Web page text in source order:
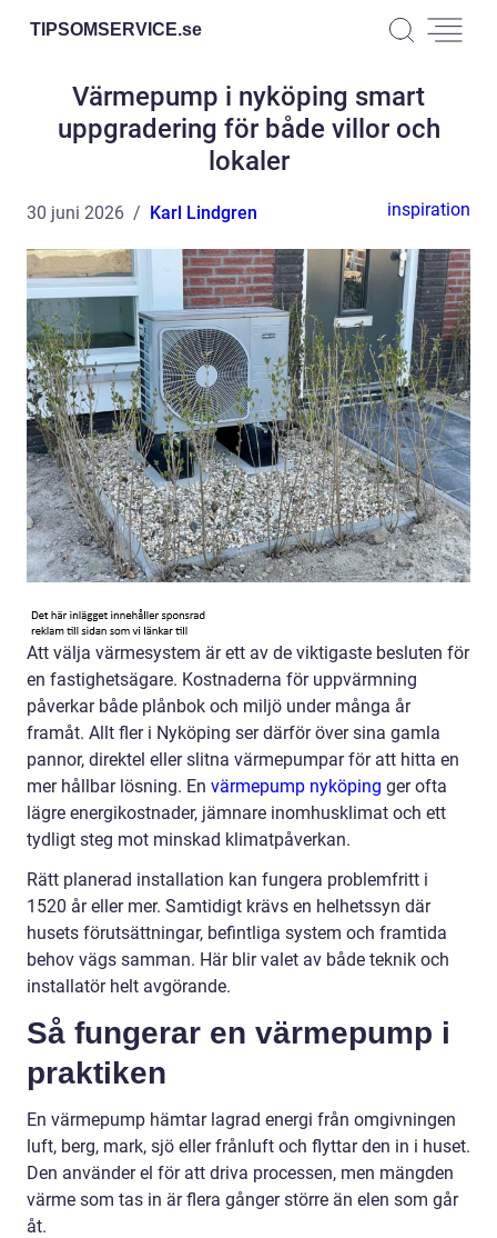
TIPSOMSERVICE.se
Värmepump i nyköping smart
uppgradering för både villor och
lokaler
30 juni 2026 Karl Lindgren inspiration
Att välja värmesystem är ett av de viktigaste besluten för
en fastighetsägare. Kostnaderna för uppvärmning
påverkar både plånbok och miljö under många år
framåt. Allt fler i Nyköping ser därför över sina gamla
pannor, direktel eller slitna värmepumpar för att hitta en
mer hållbar lösning. En värmepump nyköping ger ofta
lägre energikostnader, jämnare inomhusklimat och ett
tydligt steg mot minskad klimatpåverkan.
Rätt planerad installation kan fungera problemfritt i
1520 år eller mer. Samtidigt krävs en helhetssyn där
husets förutsättningar, befintliga system och framtida
behov vägs samman. Här blir valet av både teknik och
installatör helt avgörande.
Så fungerar en värmepump i
praktiken
En värmepump hämtar lagrad energi från omgivningen
luft, berg, mark, sjö eller frånluft och flyttar den in i huset.
Den använder el för att driva processen, men mängden
värme som tas in är flera gånger större än elen som går
åt.